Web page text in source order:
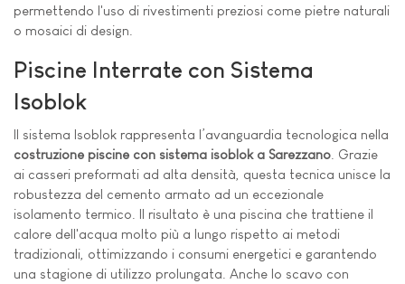
permettendo l'uso di rivestimenti preziosi come pietre naturali
o mosaici di design.
Piscine Interrate con Sistema
Isoblok
Il sistema Isoblok rappresenta l’avanguardia tecnologica nella
costruzione piscine con sistema isoblok a Sarezzano . Grazie
ai casseri preformati ad alta densità, questa tecnica unisce la
robustezza del cemento armato ad un eccezionale
isolamento termico. Il risultato è una piscina che trattiene il
calore dell'acqua molto più a lungo rispetto ai metodi
tradizionali, ottimizzando i consumi energetici e garantendo
una stagione di utilizzo prolungata. Anche lo scavo con